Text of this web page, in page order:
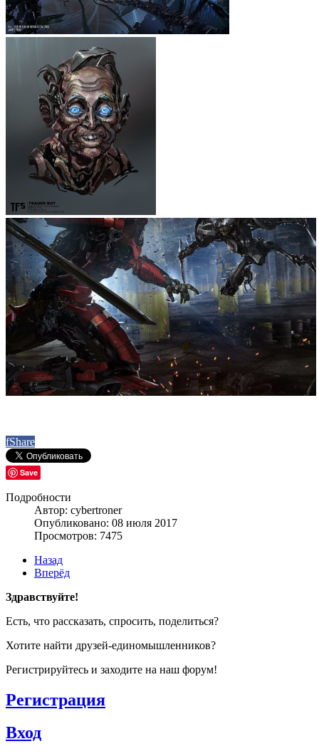
fShare
Save
Подробности
Автор: cybertroner
Опубликовано: 08 июля 2017
Просмотров: 7475
Назад
Вперёд
Здравствуйте!
Есть, что рассказать, спросить, поделиться?
Хотите найти друзей-единомышленников?
Регистрируйтесь и заходите на наш форум!
Регистрация
Вход